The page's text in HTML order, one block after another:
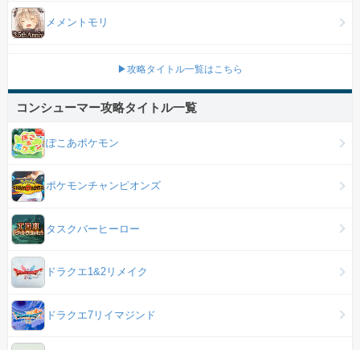
メメントモリ
▶攻略タイトル一覧はこちら
コンシューマー攻略タイトル一覧
ぽこあポケモン
ポケモンチャンピオンズ
タスクバーヒーロー
ドラクエ1&2リメイク
ドラクエ7リイマジンド